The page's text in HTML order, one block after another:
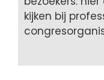
kijken bij